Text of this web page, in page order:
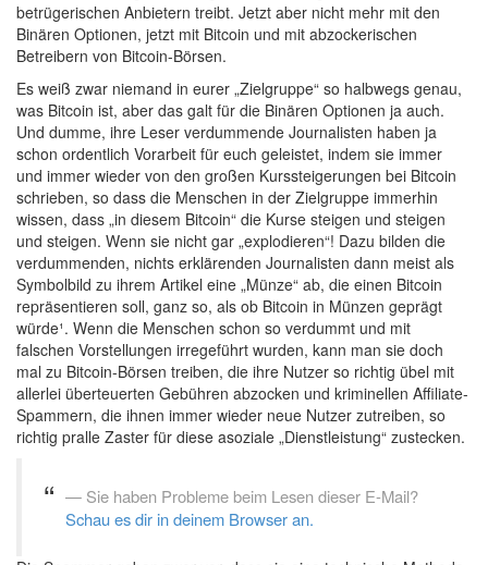
betrügerischen Anbietern treibt. Jetzt aber nicht mehr mit den
Binären Optionen, jetzt mit Bitcoin und mit abzockerischen
Betreibern von Bitcoin-Börsen.
Es weiß zwar niemand in eurer „Zielgruppe“ so halbwegs genau,
was Bitcoin ist, aber das galt für die Binären Optionen ja auch.
Und dumme, ihre Leser verdummende Journalisten haben ja
schon ordentlich Vorarbeit für euch geleistet, indem sie immer
und immer wieder von den großen Kurssteigerungen bei Bitcoin
schrieben, so dass die Menschen in der Zielgruppe immerhin
wissen, dass „in diesem Bitcoin“ die Kurse steigen und steigen
und steigen. Wenn sie nicht gar „explodieren“! Dazu bilden die
verdummenden, nichts erklärenden Journalisten dann meist als
Symbolbild zu ihrem Artikel eine „Münze“ ab, die einen Bitcoin
repräsentieren soll, ganz so, als ob Bitcoin in Münzen geprägt
würde¹. Wenn die Menschen schon so verdummt und mit
falschen Vorstellungen irregeführt wurden, kann man sie doch
mal zu Bitcoin-Börsen treiben, die ihre Nutzer so richtig übel mit
allerlei überteuerten Gebühren abzocken und kriminellen Affiliate-
Spammern, die ihnen immer wieder neue Nutzer zutreiben, so
richtig pralle Zaster für diese asoziale „Dienstleistung“ zustecken.
Sie haben Probleme beim Lesen dieser E-Mail?
Schau es dir in deinem Browser an.